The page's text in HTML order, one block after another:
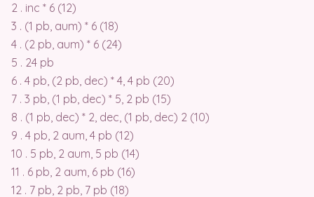
2 . inc * 6 (12)
3 . (1 pb, aum) * 6 (18)
4 . (2 pb, aum) * 6 (24)
5 . 24 pb
6 . 4 pb, (2 pb, dec) * 4, 4 pb (20)
7 . 3 pb, (1 pb, dec) * 5, 2 pb (15)
8 . (1 pb, dec) * 2, dec, (1 pb, dec) 2 (10)
9 . 4 pb, 2 aum, 4 pb (12)
10 . 5 pb, 2 aum, 5 pb (14)
11 . 6 pb, 2 aum, 6 pb (16)
12 . 7 pb, 2 pb, 7 pb (18)